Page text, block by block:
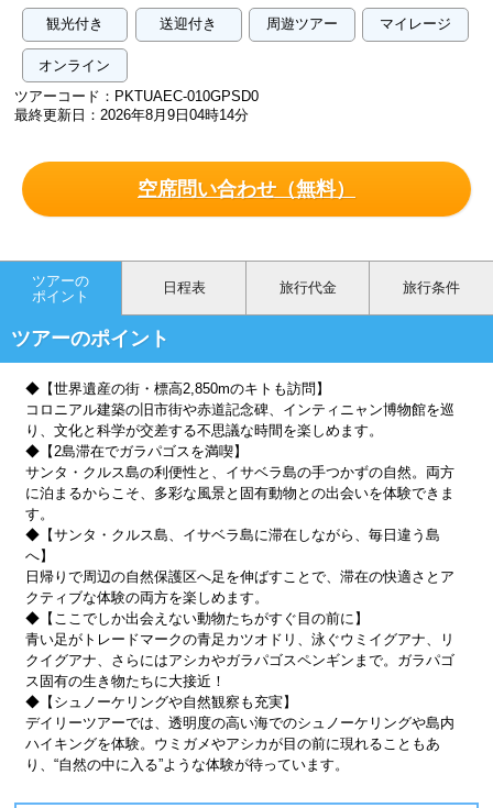
観光付き 送迎付き 周遊ツアー マイレージ
オンライン
ツアーコード：PKTUAEC-010GPSD0
最終更新日：2026年8月9日04時14分
空席問い合わせ（無料）
ツアーの
ポイント
日程表 旅行代金 旅行条件
ツアーのポイント
◆【世界遺産の街・標高2,850mのキトも訪問】
コロニアル建築の旧市街や赤道記念碑、インティニャン博物館を巡
り、文化と科学が交差する不思議な時間を楽しめます。
◆【2島滞在でガラパゴスを満喫】
サンタ・クルス島の利便性と、イサベラ島の手つかずの自然。両方
に泊まるからこそ、多彩な風景と固有動物との出会いを体験できま
す。
◆【サンタ・クルス島、イサベラ島に滞在しながら、毎日違う島
へ】
日帰りで周辺の自然保護区へ足を伸ばすことで、滞在の快適さとア
クティブな体験の両方を楽しめます。
◆【ここでしか出会えない動物たちがすぐ目の前に】
青い足がトレードマークの青足カツオドリ、泳ぐウミイグアナ、リ
クイグアナ、さらにはアシカやガラパゴスペンギンまで。ガラパゴ
ス固有の生き物たちに大接近！
◆【シュノーケリングや自然観察も充実】
デイリーツアーでは、透明度の高い海でのシュノーケリングや島内
ハイキングを体験。ウミガメやアシカが目の前に現れることもあ
り、“自然の中に入る”ような体験が待っています。